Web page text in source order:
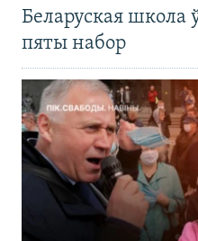
Беларуская школа
пяты набор